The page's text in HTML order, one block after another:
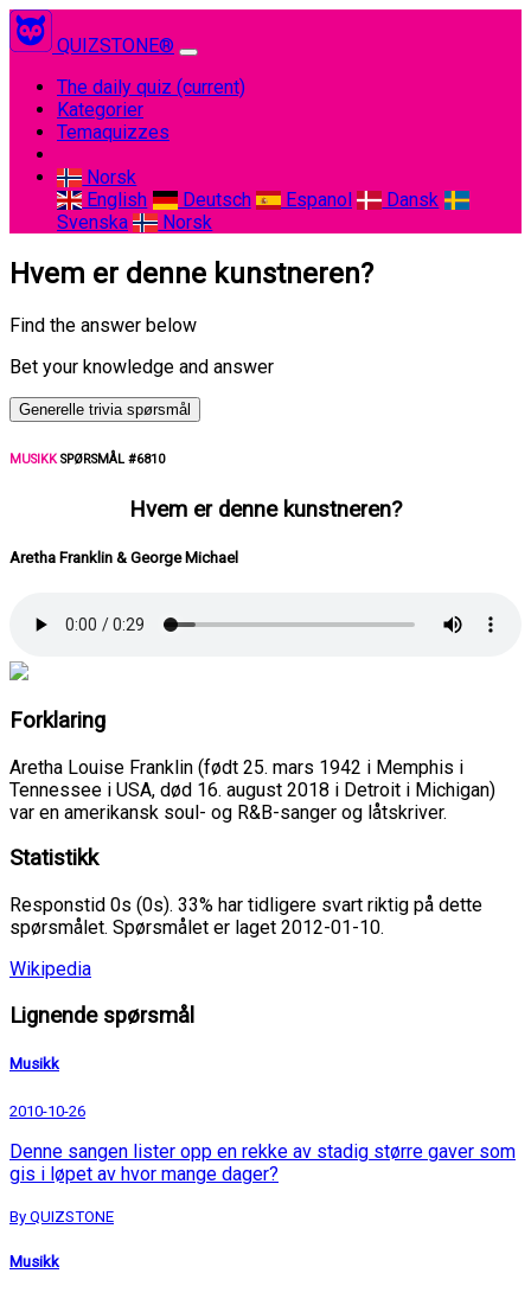
QUIZSTONE®
The daily quiz (current)
Kategorier
Temaquizzes
Norsk
English
Deutsch Espanol
Dansk
Svenska
Norsk
Hvem er denne kunstneren?
Find the answer below
Bet your knowledge and answer
Generelle trivia spørsmål
MUSIKKSPØRSMÅL #6810
Hvem er denne kunstneren?
Aretha Franklin & George Michael
Forklaring
Aretha Louise Franklin (født 25. mars 1942 i Memphis i
Tennessee i USA, død 16. august 2018 i Detroit i Michigan)
var en amerikansk soul- og R&B-sanger og låtskriver.
Statistikk
Responstid 0s (0s). 33% har tidligere svart riktig på dette
spørsmålet. Spørsmålet er laget 2012-01-10.
Wikipedia
Lignende spørsmål
Musikk
2010-10-26
Denne sangen lister opp en rekke av stadig større gaver som
gis i løpet av hvor mange dager?
By QUIZSTONE
Musikk